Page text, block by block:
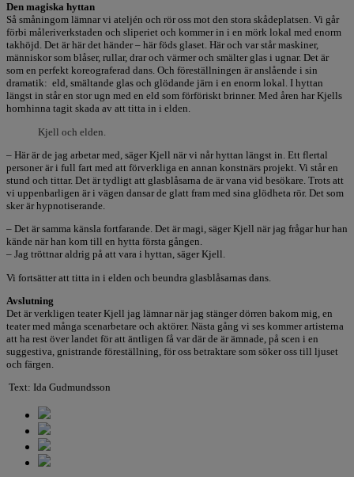
Den magiska hyttan
Så småningom lämnar vi ateljén och rör oss mot den stora skådeplatsen. Vi går
förbi måleriverkstaden och sliperiet och kommer in i en mörk lokal med enorm
takhöjd. Det är här det händer – här föds glaset. Här och var står maskiner,
människor som blåser, rullar, drar och värmer och smälter glas i ugnar. Det är
som en perfekt koreograferad dans. Och föreställningen är anslående i sin
dramatik: eld, smältande glas och glödande järn i en enorm lokal. I hyttan
längst in står en stor ugn med en eld som förföriskt brinner. Med åren har Kjells
hornhinna tagit skada av att titta in i elden.
Kjell och elden.
– Här är de jag arbetar med, säger Kjell när vi når hyttan längst in. Ett flertal
personer är i full fart med att förverkliga en annan konstnärs projekt. Vi står en
stund och tittar. Det är tydligt att glasblåsarna de är vana vid besökare. Trots att
vi uppenbarligen är i vägen dansar de glatt fram med sina glödheta rör. Det som
sker är hypnotiserande.
– Det är samma känsla fortfarande. Det är magi, säger Kjell när jag frågar hur han
kände när han kom till en hytta första gången.
– Jag tröttnar aldrig på att vara i hyttan, säger Kjell.
Vi fortsätter att titta in i elden och beundra glasblåsarnas dans.
Avslutning
Det är verkligen teater Kjell jag lämnar när jag stänger dörren bakom mig, en
teater med många scenarbetare och aktörer. Nästa gång vi ses kommer artisterna
att ha rest över landet för att äntligen få var där de är ämnade, på scen i en
suggestiva, gnistrande föreställning, för oss betraktare som söker oss till ljuset
och färgen.
Text: Ida Gudmundsson